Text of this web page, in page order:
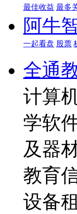
最佳收益 最多
阿牛
一起看盘 股票
全通
计算
学软
及器
教育
设备